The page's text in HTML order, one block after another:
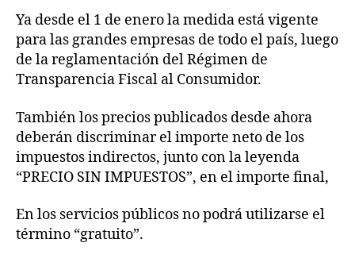
Ya desde el 1 de enero la medida está vigente
para las grandes empresas de todo el país, luego
de la reglamentación del Régimen de
Transparencia Fiscal al Consumidor.
También los precios publicados desde ahora
deberán discriminar el importe neto de los
impuestos indirectos, junto con la leyenda
“PRECIO SIN IMPUESTOS”, en el importe final,
En los servicios públicos no podrá utilizarse el
término “gratuito”.